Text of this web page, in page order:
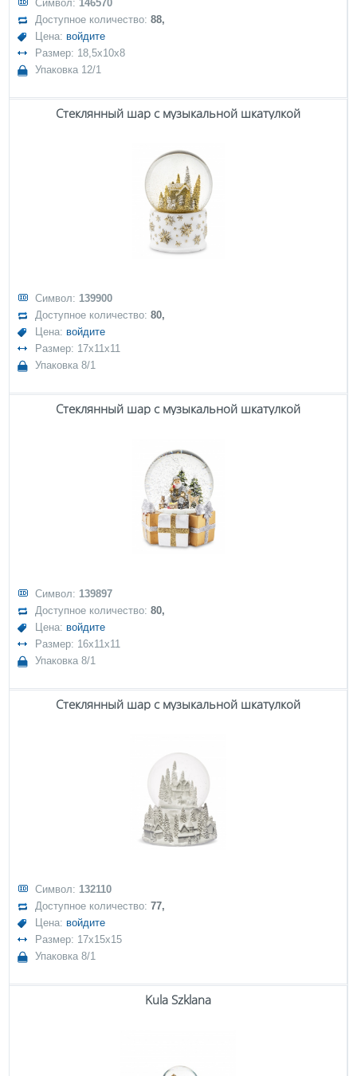
Символ: 146570
Доступное количество:88,
Цена: войдите
Размер: 18,5x10x8
Упаковка 12/1
Стеклянный шар с музыкальной шкатулкой
Символ: 139900
Доступное количество:80,
Цена: войдите
Размер: 17x11x11
Упаковка 8/1
Стеклянный шар с музыкальной шкатулкой
Символ: 139897
Доступное количество:80,
Цена: войдите
Размер: 16x11x11
Упаковка 8/1
Стеклянный шар с музыкальной шкатулкой
Символ: 132110
Доступное количество:77,
Цена: войдите
Размер: 17x15x15
Упаковка 8/1
Kula Szklana